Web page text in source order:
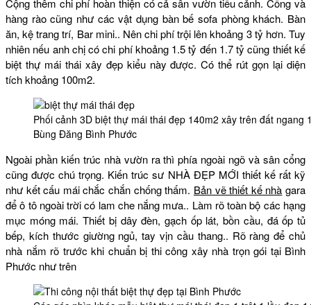
Cộng thêm chi phí hoàn thiện có cả sân vườn tiểu cảnh. Cổng và
hàng rào cũng như các vật dụng bàn bế sofa phòng khách. Bàn
ăn, kệ trang trí, Bar mini.. Nên chi phí trội lên khoảng 3 tỷ hơn. Tuy
nhiên nếu anh chị có chi phí khoảng 1.5 tỷ đến 1.7 tỷ cũng thiết kế
biệt thự mái thái xây đẹp kiểu này được. Có thể rút gọn lại diện
tích khoảng 100m2.
Phối cảnh 3D biệt thự mái thái đẹp 140m2 xây trên đất ngang
Bùng Đăng Bình Phước
Ngoài phần kiến trúc nhà vườn ra thì phía ngoài ngõ và sân cổng
cũng được chú trọng. Kiến trúc sư NHÀ ĐẸP MỚI thiết kế rất kỹ
như kết cấu mái chắc chắn chống thấm. Bản vẽ thiết kế nhà gara
để ô tô ngoài trời có lam che nắng mưa.. Làm rõ toàn bộ các hạng
mục móng mái. Thiết bị dây đèn, gạch ốp lát, bồn cầu, đá ốp tủ
bếp, kích thước giường ngủ, tay vịn cầu thang.. Rõ ràng để chủ
nhà nắm rõ trước khi chuẩn bị thi công xây nhà trọn gói tại Bình
Phước như trên